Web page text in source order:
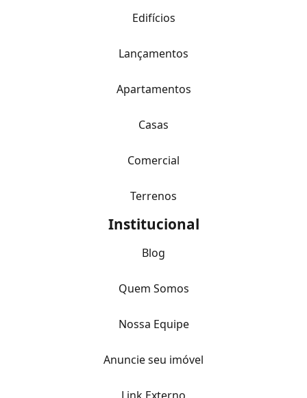
Edifícios
Lançamentos
Apartamentos
Casas
Comercial
Terrenos
Institucional
Blog
Quem Somos
Nossa Equipe
Anuncie seu imóvel